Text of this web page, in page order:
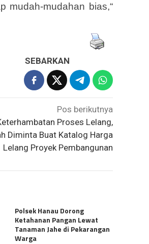
mudah-mudahan bias,“
SEBARKAN
Pos berikutnya
Proses Lelang,
Diminta Buat Katalog Harga
Lelang Proyek Pembangunan
Polsek Hanau Dorong
Ketahanan Pangan Lewat
Tanaman Jahe di Pekarangan
Warga